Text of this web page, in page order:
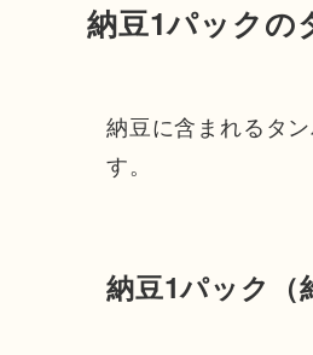
納豆1パックの
納豆に含まれるタ
す。
納豆1パック（